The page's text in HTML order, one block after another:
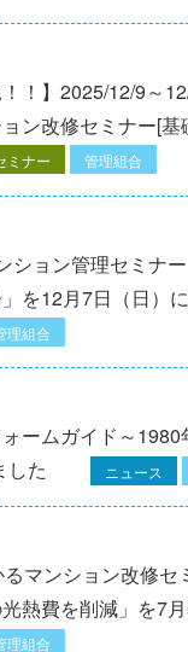
！！】2025/12/9～
ン改修セミナー[基
ミナー 管理組合
ション管理セミナ
を12⽉7⽇（⽇）に
理組合
ォームガイド～
した
ニュース
マンション改修セ
光熱費を削減」を7
理組合